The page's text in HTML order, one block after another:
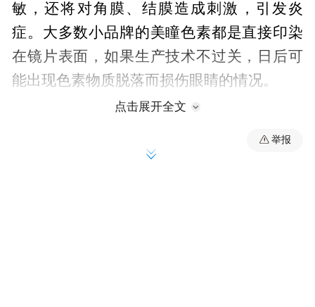
敏，还将对角膜、结膜造成刺激，引发炎
症。大多数小品牌的美瞳色素都是直接印染
在镜片表面，如果生产技术不过关，日后可
能出现色素物质脱落而损伤眼睛的情况。
点击展开全文
举报